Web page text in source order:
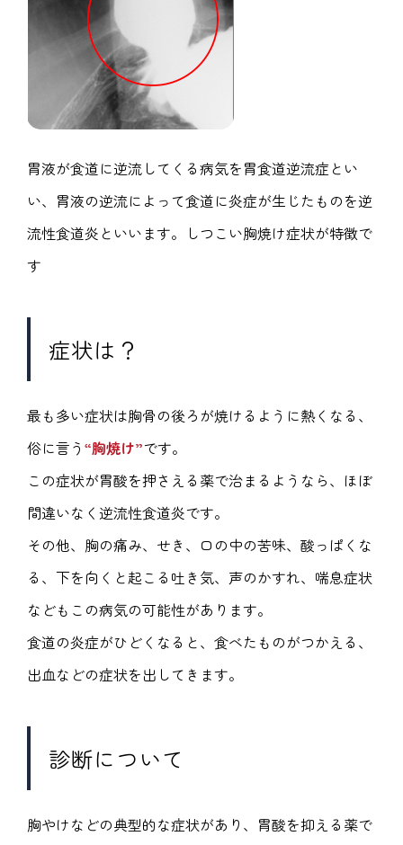
胃液が食道に逆流してくる病気を胃食道逆流症とい
い、胃液の逆流によって食道に炎症が生じたものを逆
流性食道炎といいます。しつこい胸焼け症状が特徴で
す
症状は？
最も多い症状は胸骨の後ろが焼けるように熱くなる、
俗に言う “胸焼け”です。
この症状が胃酸を押さえる薬で治まるようなら、ほぼ
間違いなく逆流性食道炎です。
その他、胸の痛み、せき、口の中の苦味、酸っぱくな
る、下を向くと起こる吐き気、声のかすれ、喘息症状
などもこの病気の可能性があります。
食道の炎症がひどくなると、食べたものがつかえる、
出血などの症状を出してきます。
診断について
胸やけなどの典型的な症状があり、胃酸を抑える薬で